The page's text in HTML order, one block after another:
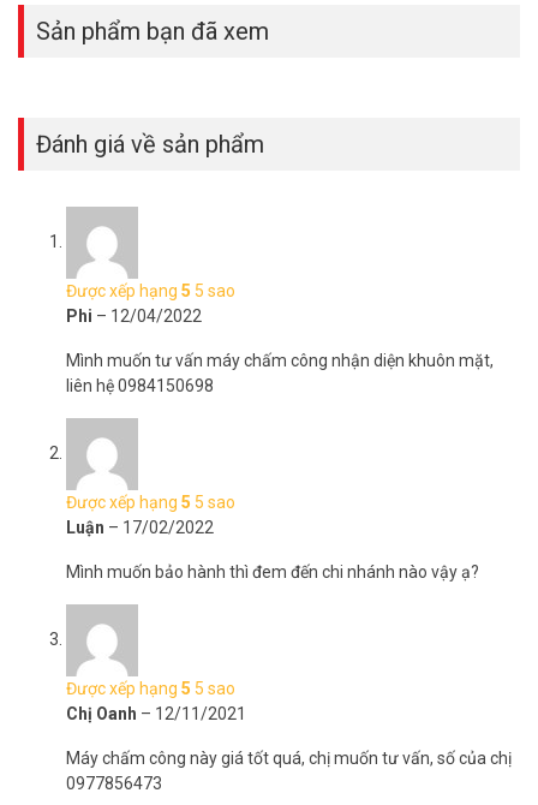
dung lượng lớn
Máy chấm công vân tay
dấu vân tay, 1.000 bản ghi và 1.000 lượt người. Các dữ liệu chấm
công được xử lý trong vài giây với thao tác vô cùng đơn giản. Sau
đó, dữ liệu được lấy từ xa và truy xuất về máy chủ thông qua các
phần mềm tương ứng. Các dữ liệu chấm công sẽ được xử lý chỉ
trong giây lát với thao tác vô cùng đơn giản.
Hỗ trợ nhiều giao thức kết nối
Điều tạo nên ấn tượng của dòng máy này chính là hình thức tự
động chấm công. Kết hợp với hệ thống tự động tạo báo cáo dữ liệu
chấm công trong ngày. Quan trọng nhất là chức năng chấm công
vân tay quang học, mang lại kết quả chính xác nhất.. Mặt sau sản
phẩm trang bị đầy đủ các cổng kết nối đa dạng: cổng USB, Mạng
LAN, giúp kết nối nhanh chóng thuận tiện, hỗ trợ truy xuất dữ liệu về
Sản phẩm đang có giá ưu đãi tốt và bảo hành chính hãng trên toàn
quốc tạiVuhoangtelecom.
Phụ kiện đi kèm máy chấm công HIKVISION
DS-K1A8503F
Đĩa CD
Sản phẩm bạn đã xem
Đánh giá về sản phẩm
Được xếp hạng 5 5 sao
Phi – 12/04/2022
Mình muốn tư vấn máy chấm công nhận diện khuôn mặt,
liên hệ 0984150698
Được xếp hạng 5 5 sao
Luận – 17/02/2022
Mình muốn bảo hành thì đem đến chi nhánh nào vậy ạ?
Được xếp hạng 5 5 sao
Chị Oanh – 12/11/2021
Máy chấm công này giá tốt quá, chị muốn tư vấn, số của chị
0977856473